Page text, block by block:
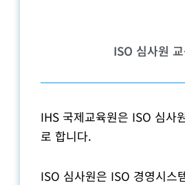
ISO 심사원
IHS 국제교육원은 ISO 심사
로 합니다.
ISO 심사원은 ISO 경영시스